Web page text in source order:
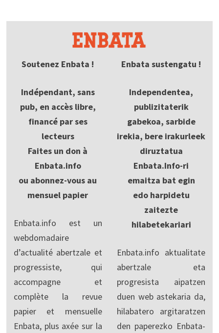
Soutenez Enbata !
Indépendant, sans
pub, en accès libre,
financé par ses
lecteurs
Faites un don à
Enbata.info
ou abonnez-vous au
mensuel papier
Enbata.info est un
webdomadaire
d’actualité abertzale et
progressiste, qui
accompagne et
complète la revue
papier et mensuelle
Enbata, plus axée sur la
Enbata sustengatu !
Independentea,
publizitaterik
gabekoa, sarbide
irekia, bere irakurleek
diruztatua
Enbata.Info-ri
emaitza bat egin
edo harpidetu
zaitezte
hilabetekariari
Enbata.info aktualitate
abertzale eta
progresista aipatzen
duen web astekaria da,
hilabatero argitaratzen
den paperezko Enbata-